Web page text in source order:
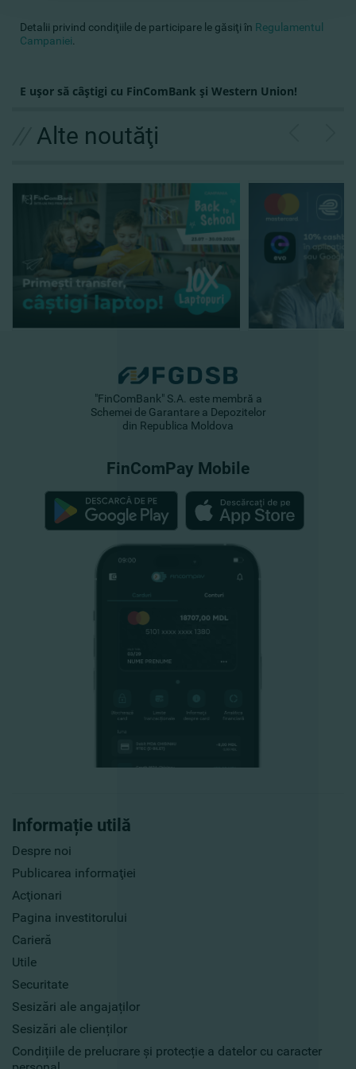
Detalii privind condiţiile de participare le găsiţi în Regulamentul
Campaniei
E uşor să câştigi cu FinComBank şi Western Union!
Alte noutăţi
Informație utilă
Despre noi
Publicarea informaţiei
Acţionari
Pagina investitorului
Carieră
Utile
Securitate
Sesizări ale angajaților
Sesizări ale clienților
Condițiile de prelucrare și protecție a datelor cu caracter
"FinComBank" S.A. este membră a
Schemei de Garantare a Depozitelor
din Republica Moldova
FinComPay Mobile